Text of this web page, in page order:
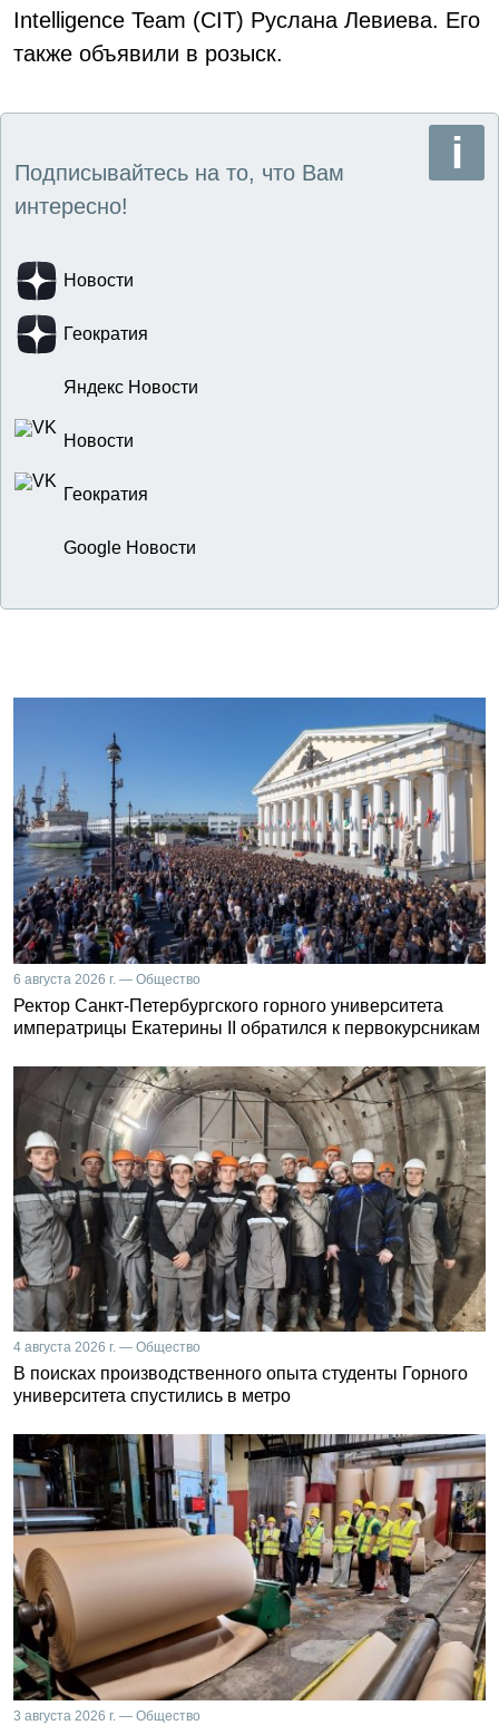
Intelligence Team (CIT) Руслана Левиева. Его
также объявили в розыск.
Подписывайтесь на то, что Вам
интересно!
Новости
Геократия
Яндекс Новости
Новости
Геократия
Google Новости
6 августа 2026 г. — Общество
Ректор Санкт-Петербургского горного университета
императрицы Екатерины II обратился к первокурсникам
4 августа 2026 г. — Общество
В поисках производственного опыта студенты Горного
университета спустились в метро
3 августа 2026 г. — Общество